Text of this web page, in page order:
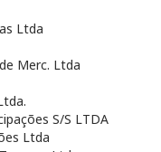
Ltda
Merc. Ltda
S/S LTDA
Ltda